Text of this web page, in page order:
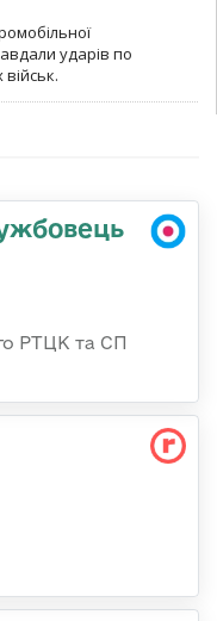
ударів по
РТЦК та СП